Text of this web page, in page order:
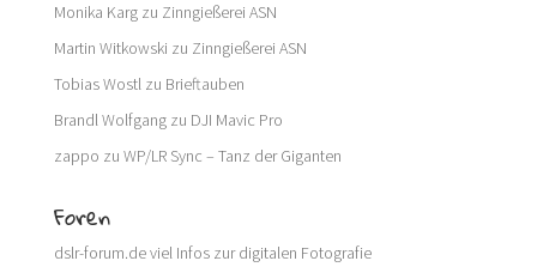
Monika Kargzu Zinngießerei ASN
Martin Witkowski zu Zinngießerei ASN
Tobias Wostlzu Brieftauben
Brandl Wolfgangzu DJI Mavic Pro
zappo zu WP/LR Sync – Tanz der Giganten
Foren
dslr-forum.deviel Infos zur digitalen Fotografie